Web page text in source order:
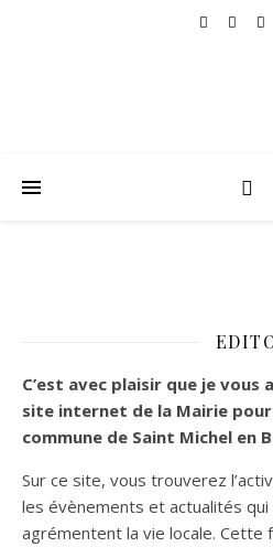
C’est avec plaisir que je vous
site internet de la Mairie
commune de Saint Michel en
Sur ce site, vous trouverez
les évènements et actualités
agrémentent la vie locale. Cette